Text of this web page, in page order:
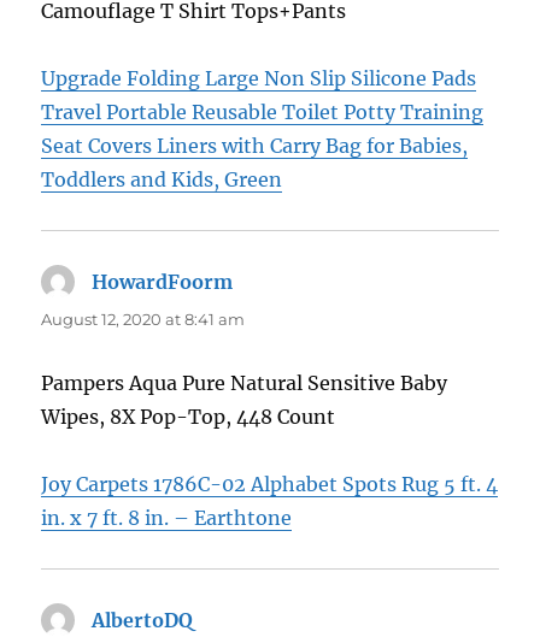
Camouflage T Shirt Tops+Pants
Upgrade Folding Large Non Slip Silicone Pads
Travel Portable Reusable Toilet Potty Training
Seat Covers Liners with Carry Bag for Babies,
Toddlers and Kids, Green
HowardFoorm
August 12, 2020 at 8:41 am
Pampers Aqua Pure Natural Sensitive Baby
Wipes, 8X Pop-Top, 448 Count
Joy Carpets 1786C-02 Alphabet Spots Rug 5 ft. 4
in. x 7 ft. 8 in. – Earthtone
AlbertoDQ